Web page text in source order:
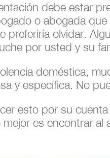
debe estar
o abogada
preferiría olvidar.
por usted y su
doméstica,
y específica. No
esto por su
es encontrar